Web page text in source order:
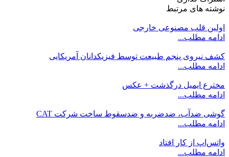
نوشته های مرتبط
اولین قلب مصنوعی‌ خارجی
ادامه مطلب...
کشف نیروی پنجم طبیعت توسط فیزیکدانان آمریکایی
ادامه مطلب...
مخترع ایمیل درگذشت + عکس
ادامه مطلب...
گوشی ضدآب، ضدضربه و ضدسقوط ساخت شرکت CAT
ادامه مطلب...
واتس‌اپ از کار افتاد
ادامه مطلب...